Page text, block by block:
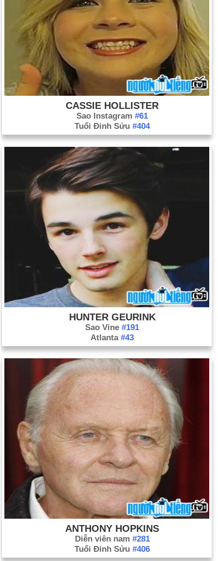
CASSIE HOLLISTER
Sao Instagram #61
Tuổi Đinh Sửu #404
HUNTER GEURINK
Sao Vine #191
Atlanta #43
ANTHONY HOPKINS
Diễn viên nam #281
Tuổi Đinh Sửu #406